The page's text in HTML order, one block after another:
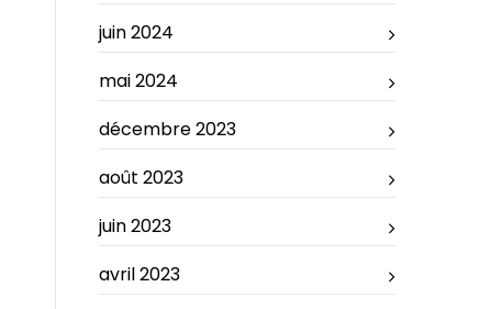
juin 2024
mai 2024
décembre 2023
août 2023
juin 2023
avril 2023